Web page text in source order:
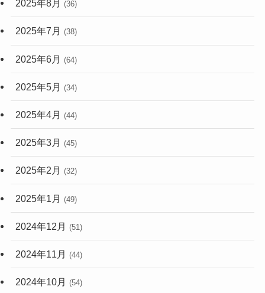
2025年8月 (36)
2025年7月 (38)
2025年6月 (64)
2025年5月 (34)
2025年4月 (44)
2025年3月 (45)
2025年2月 (32)
2025年1月 (49)
2024年12月 (51)
2024年11月 (44)
2024年10月 (54)